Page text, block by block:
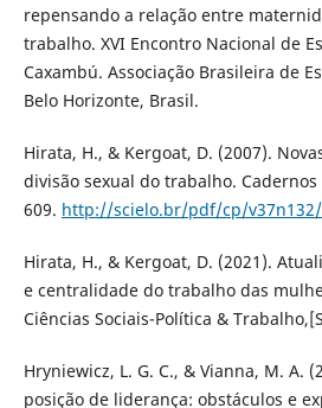
repensando a relação entre
trabalho. XVI Encontro Nacional de
Caxambú. Associação Brasileira de
Belo Horizonte, Brasil.
Hirata, H., & Kergoat, D. (2007).
divisão sexual do trabalho.
609. http://scielo.br/pdf/cp/v37n132/
Hirata, H., & Kergoat, D. (2021).
e centralidade do trabalho das
Ciências Sociais-Política &
Hryniewicz, L. G. C., & Vianna, M. A.
posição de liderança: obstáculos e